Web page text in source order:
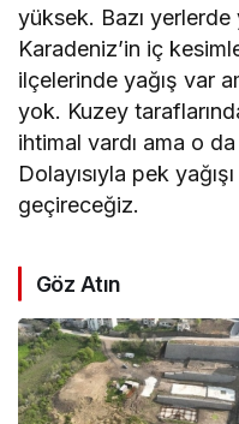
yüksek. Bazı
Karadeniz’in iç
ilçelerinde yağış var
yok. Kuzey
ihtimal vardı ama o
Dolayısıyla pek
geçireceğiz.
Göz Atın